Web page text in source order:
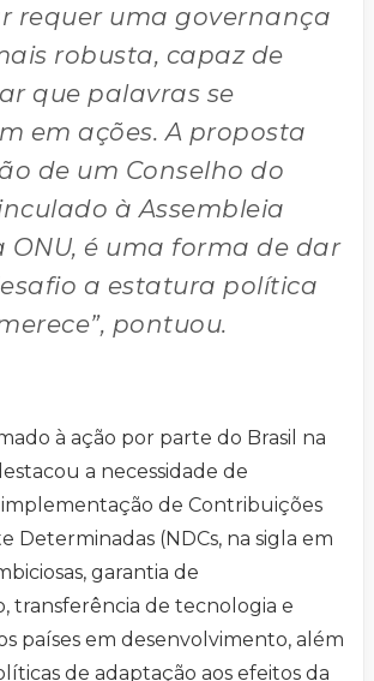
requer uma governança
robusta, capaz de
que palavras se
em ações. A proposta
de um Conselho do
à Assembleia
ONU, é uma forma de dar
a estatura política
pontuou.
à ação por parte do Brasil na
a necessidade de
de Contribuições
Determinadas (NDCs, na sigla em
garantia de
transferência de tecnologia e
países em desenvolvimento, além
de adaptação aos efeitos da